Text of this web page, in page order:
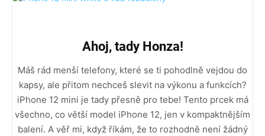
Ahoj, tady Honza!
Máš rád menší telefony, které se ti pohodlně vejdou do
kapsy, ale přitom nechceš slevit na výkonu a funkcích?
iPhone 12 mini je tady přesně pro tebe! Tento prcek má
všechno, co větší model iPhone 12, jen v kompaktnějším
balení. A věř mi, když říkám, že to rozhodně není žádný